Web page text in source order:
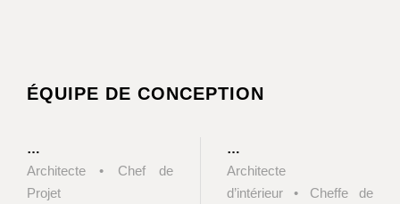
ÉQUIPE DE CONCEPTION
…
Architecte • Chef de
Projet
…
Architecte
d’intérieur • Cheffe de